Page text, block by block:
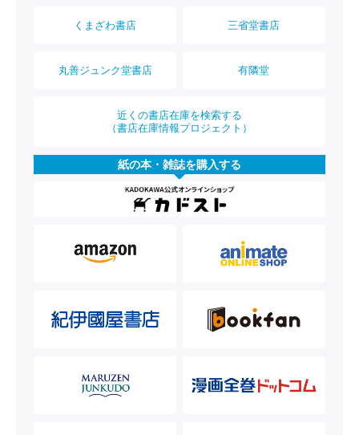
くまざわ書店 三省堂書店
丸善ジュンク堂書店 有隣堂
近くの書店在庫を検索する
（書店在庫情報プロジェクト）
紙の本・雑誌を購入する